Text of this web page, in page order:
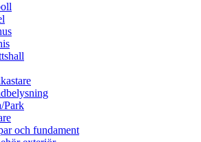
Park
och fundament